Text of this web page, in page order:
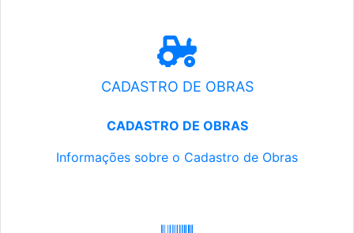
CADASTRO DE OBRAS
CADASTRO DE OBRAS
Informações sobre o Cadastro de Obras